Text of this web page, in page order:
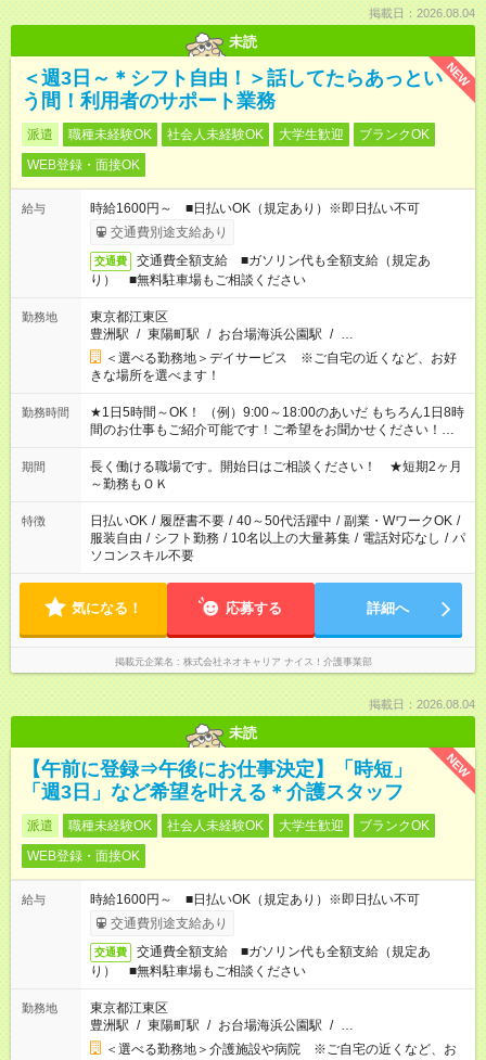
掲載日：2026.08.04
未読
NEW
＜週3日～＊シフト自由！＞話してたらあっとい
う間！利用者のサポート業務
派遣 職種未経験OK 社会人未経験OK 大学生歓迎
ブランクOK
WEB登録・面接OK
給与
時給1600円～ ■日払いOK（規定あり）※即日払い不可
交通費別途支給あり
交通費
交通費全額支給 ■ガソリン代も全額支給（規定あ
り） ■無料駐車場もご相談ください
勤務地
東京都江東区
豊洲駅 / 東陽町駅 / お台場海浜公園駅 / …
＜選べる勤務地＞デイサービス ※ご自宅の近くなど、お好
きな場所を選べます！
勤務時間
★1日5時間～OK！ （例）9:00～18:00のあいだ もちろん1日8時
間のお仕事もご紹介可能です！ご希望をお聞かせください！★家
庭の都合でお休みが必要な場合も遠慮なくご相談ください。 ※
週最低15時間以上の勤務が必要です
期間
長く働ける職場です。開始日はご相談ください！ ★短期2ヶ月
～勤務もＯＫ
特徴 日払いOK / 履歴書不要 / 40～50代活躍中 / 副業・WワークOK /
服装自由 / シフト勤務 / 10名以上の大量募集 / 電話対応なし / パ
ソコンスキル不要
気になる！ 応募する 詳細へ
掲載元企業名 株式会社ネオキャリア ナイス！介護事業部
掲載日：2026.08.04
未読
NEW
【午前に登録⇒午後にお仕事決定】「時短」
「週3日」など希望を叶える＊介護スタッフ
派遣 職種未経験OK 社会人未経験OK 大学生歓迎
ブランクOK
WEB登録・面接OK
給与
時給1600円～ ■日払いOK（規定あり）※即日払い不可
交通費別途支給あり
交通費
交通費全額支給 ■ガソリン代も全額支給（規定あ
り） ■無料駐車場もご相談ください
勤務地
東京都江東区
豊洲駅 / 東陽町駅 / お台場海浜公園駅 / …
＜選べる勤務地＞介護施設や病院 ※ご自宅の近くなど、お